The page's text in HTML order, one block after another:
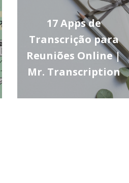
17 Apps de
Transcrição para
Reuniões Online |
Mr. Transcription